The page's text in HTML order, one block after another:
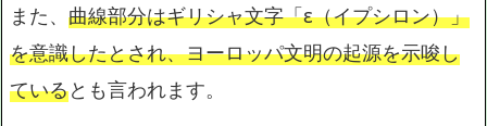
また、 曲線部分はギリシャ文字「ε（イプシロン）」
を意識したとされ、ヨーロッパ文明の起源を示唆し
ているとも言われます。